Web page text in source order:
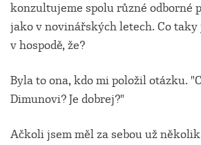
konzultujeme spolu různé odborné
jako v novinářských letech. Co
v hospodě, že?
Byla to ona, kdo mi položil otázku.
Dimunovi? Je dobrej?"
Ačkoli jsem měl za sebou už